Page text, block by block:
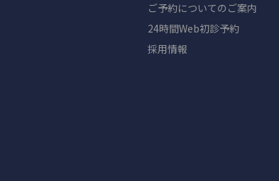
ご予約についてのご案内
24時間Web初診予約
採用情報